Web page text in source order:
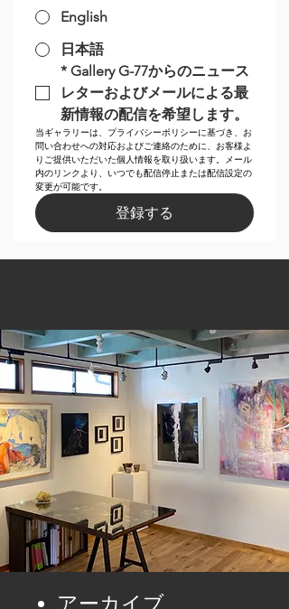
English
日本語
* Gallery G-77からのニュース
レターおよびメールによる最
新情報の配信を希望します。
当ギャラリーは、プライバシーポリシーに基づき、お
問い合わせへの対応およびご連絡のために、お客様よ
りご提供いただいた個人情報を取り扱います。メール
内のリンクより、いつでも配信停止または配信設定の
変更が可能です。
登録する
アーカイブ